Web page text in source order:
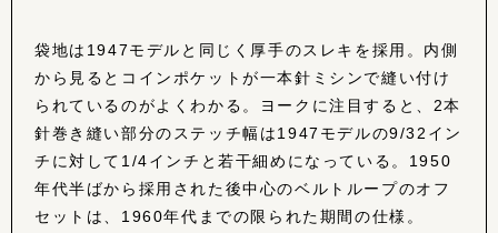
袋地は1947モデルと同じく厚手のスレキを採用。内側
から見るとコインポケットが一本針ミシンで縫い付け
られているのがよくわかる。ヨークに注目すると、2本
針巻き縫い部分のステッチ幅は1947モデルの9/32イン
チに対して1/4インチと若干細めになっている。1950
年代半ばから採用された後中心のベルトループのオフ
セットは、1960年代までの限られた期間の仕様。